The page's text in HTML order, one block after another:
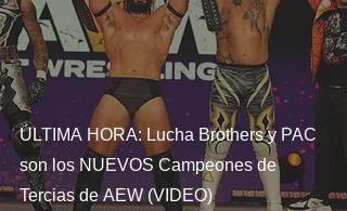
ÚLTIMA HORA: Lucha Brothers y PAC
son los NUEVOS Campeones de
Tercias de AEW (VIDEO)